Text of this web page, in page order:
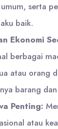
serta
baik.
Ekonomi
berbagai
atau orang
barang
Penting:
atau